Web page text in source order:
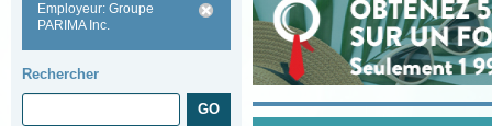
Employeur: Groupe
PARIMA Inc.
Rechercher